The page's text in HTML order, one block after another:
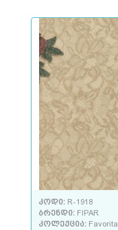
კოდი: R-1918
ბრენდი: FIPAR
კოლექცია: Favorita